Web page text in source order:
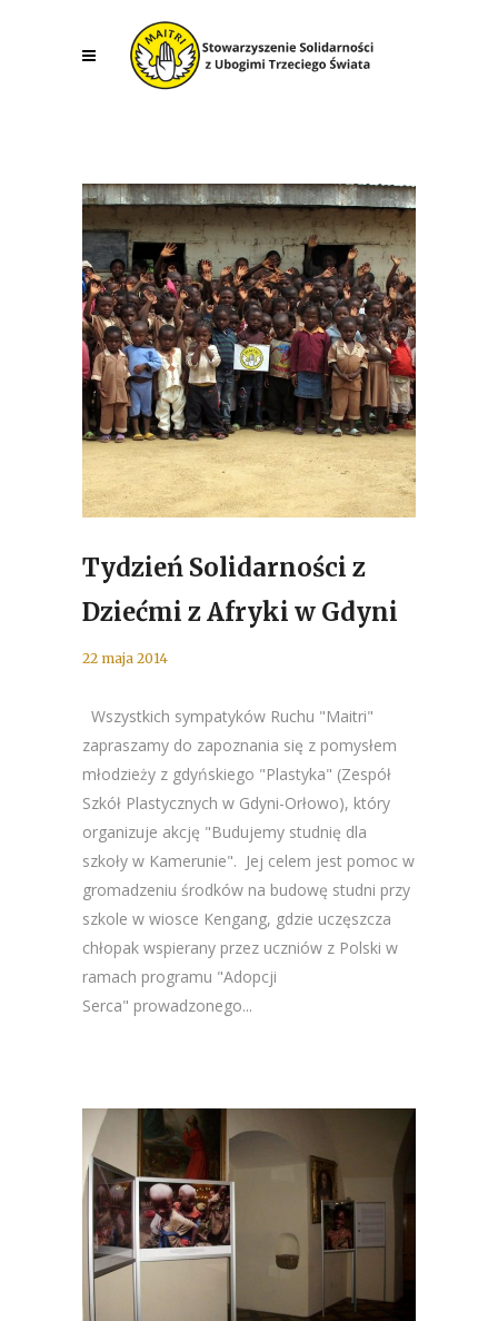
Tydzień Solidarności z
Dziećmi z Afryki w Gdyni
22 maja 2014
Wszystkich sympatyków Ruchu "Maitri"
zapraszamy do zapoznania się z pomysłem
młodzieży z gdyńskiego "Plastyka" (Zespół
Szkół Plastycznych w Gdyni-Orłowo), który
organizuje akcję "Budujemy studnię dla
szkoły w Kamerunie". Jej celem jest pomoc w
gromadzeniu środków na budowę studni przy
szkole w wiosce Kengang, gdzie uczęszcza
chłopak wspierany przez uczniów z Polski w
ramach programu "Adopcji
Serca" prowadzonego...